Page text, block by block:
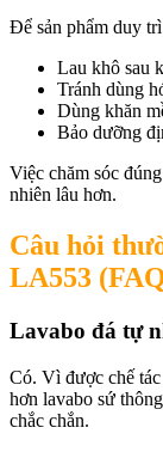
Để sản phẩm duy
Lau khô sau
Tránh dùng
Dùng khăn
Bảo dưỡng
Việc chăm sóc
nhiên lâu hơn.
Câu hỏi
LA553
Lavabo đá tự
Có. Vì được chế
hơn lavabo sứ
chắc chắn.